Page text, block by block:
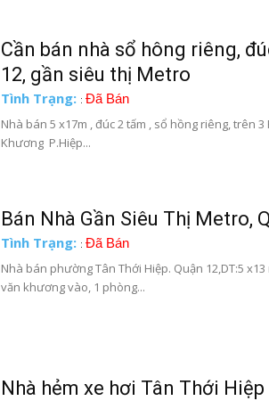
Cần bán nhà sổ hông riêng,
12, gần siêu thị Metro
Tình Trạng: : Đã Bán
Nhà bán 5 x17m , đúc 2 tấm , sổ hồng riêng, trên
Khương P.Hiệp...
Bán Nhà Gần Siêu Thị Metro,
Tình Trạng: : Đã Bán
Nhà bán phường Tân Thới Hiệp. Quận 12,DT:5
văn khương vào, 1 phòng...
Nhà hẻm xe hơi Tân Thới